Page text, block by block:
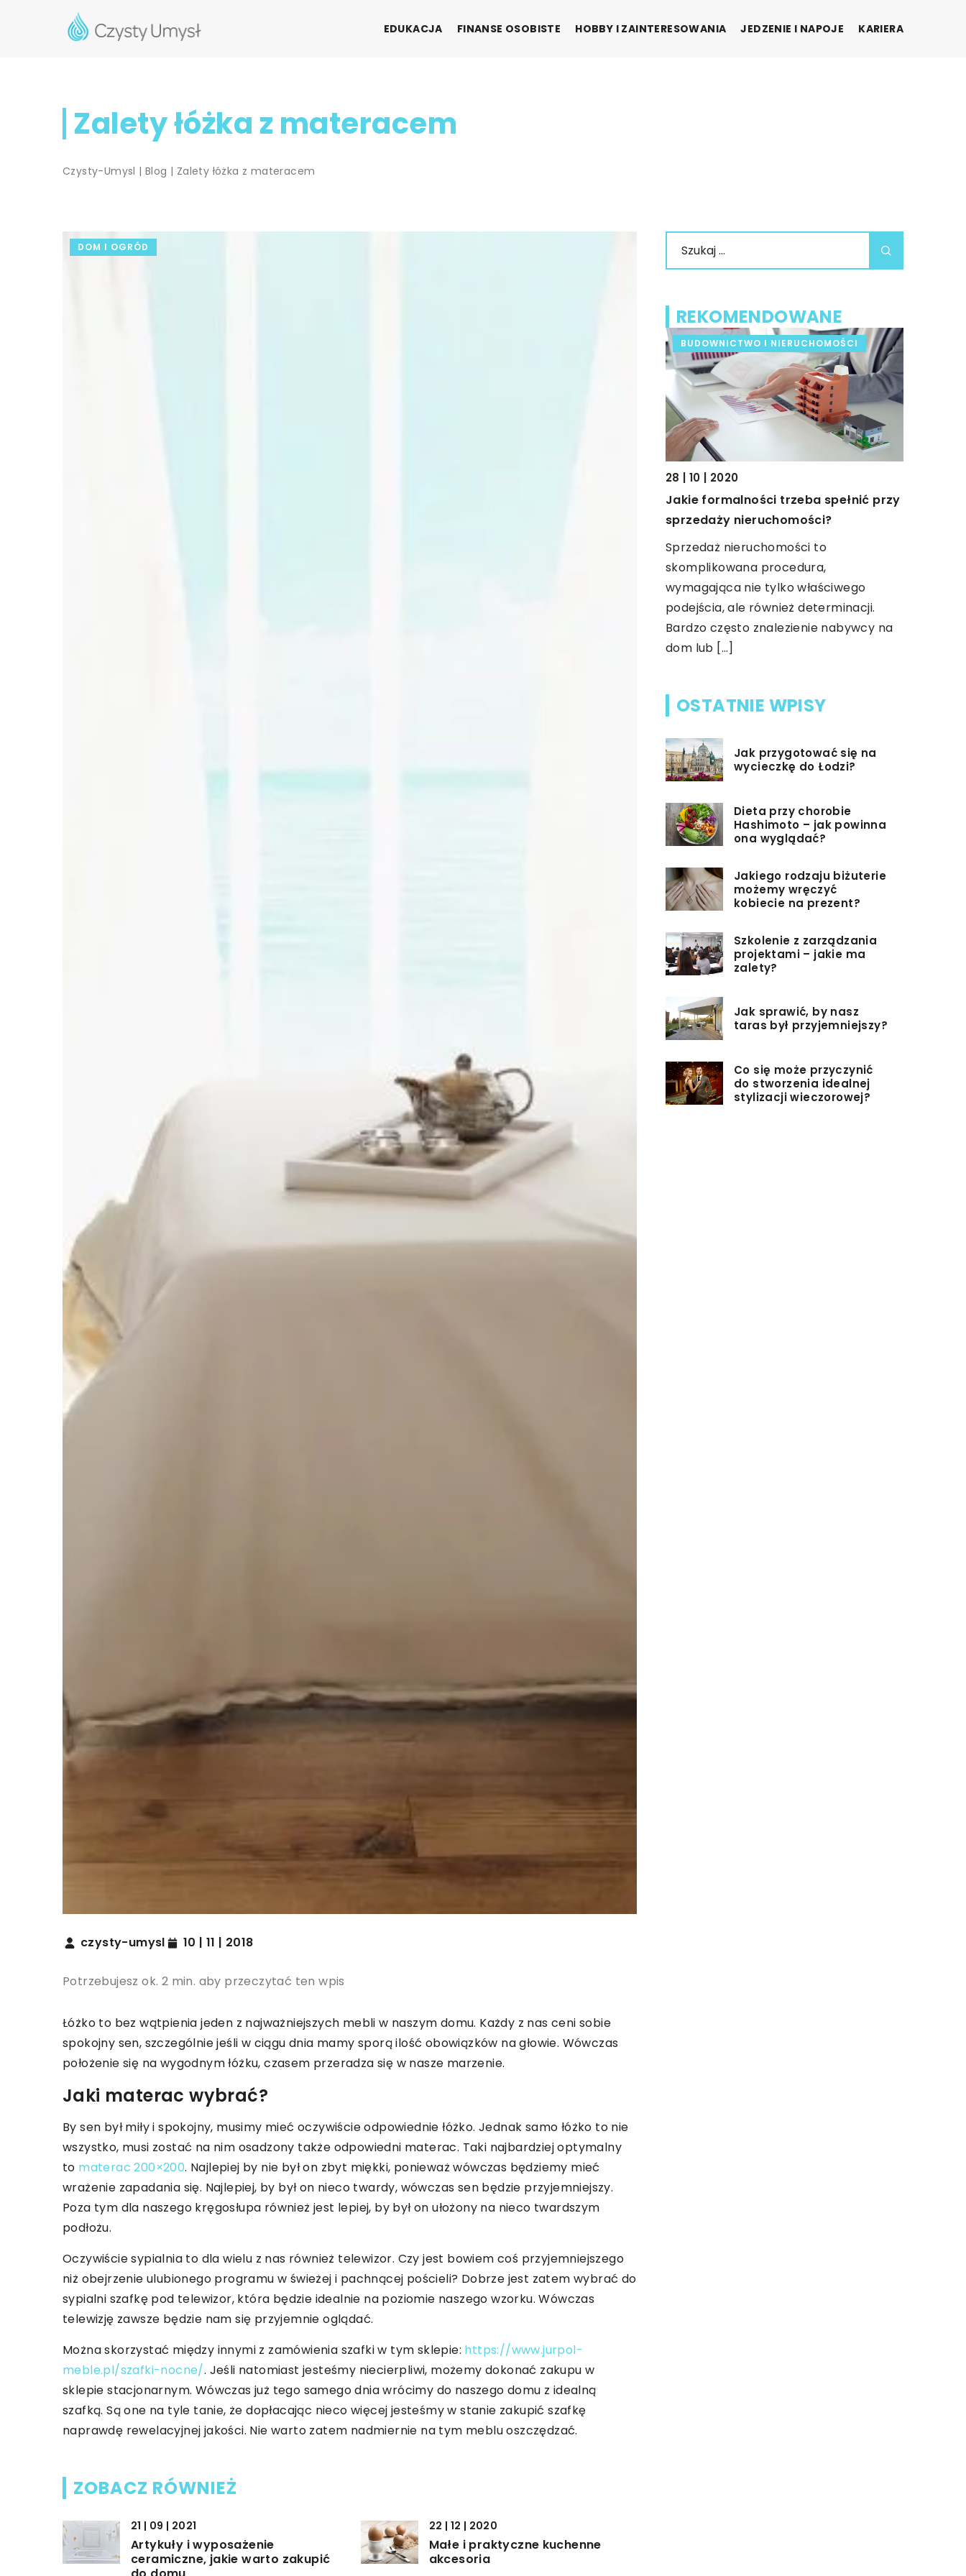
EDUKACJA FINANSE OSOBISTE HOBBY I ZAINTERESOWANIA JEDZENIE I NAPOJE KARIERA
Zalety łóżka z materacem
Czysty-Umysl |Blog | Zalety łóżka z materacem
DOM I OGRÓD
czysty-umysl 10 | 11 | 2018
Potrzebujesz ok. 2 min. aby przeczytać ten wpis
Łóżko to bez wątpienia jeden z najważniejszych mebli w naszym domu. Każdy z nas ceni sobie
spokojny sen, szczególnie jeśli w ciągu dnia mamy sporą ilość obowiązków na głowie. Wówczas
położenie się na wygodnym łóżku, czasem przeradza się w nasze marzenie.
Jaki materac wybrać?
By sen był miły i spokojny, musimy mieć oczywiście odpowiednie łóżko. Jednak samo łóżko to nie
wszystko, musi zostać na nim osadzony także odpowiedni materac. Taki najbardziej optymalny
to materac 200×200. Najlepiej by nie był on zbyt miękki, ponieważ wówczas będziemy mieć
wrażenie zapadania się. Najlepiej, by był on nieco twardy, wówczas sen będzie przyjemniejszy.
Poza tym dla naszego kręgosłupa również jest lepiej, by był on ułożony na nieco twardszym
podłożu.
Oczywiście sypialnia to dla wielu z nas również telewizor. Czy jest bowiem coś przyjemniejszego
niż obejrzenie ulubionego programu w świeżej i pachnącej pościeli? Dobrze jest zatem wybrać do
sypialni szafkę pod telewizor, która będzie idealnie na poziomie naszego wzorku. Wówczas
telewizję zawsze będzie nam się przyjemnie oglądać.
Można skorzystać między innymi z zamówienia szafki w tym sklepie: https://www.jurpol-
meble.pl/szafki-nocne/. Jeśli natomiast jesteśmy niecierpliwi, możemy dokonać zakupu w
sklepie stacjonarnym. Wówczas już tego samego dnia wrócimy do naszego domu z idealną
szafką. Są one na tyle tanie, że dopłacając nieco więcej jesteśmy w stanie zakupić szafkę
naprawdę rewelacyjnej jakości. Nie warto zatem nadmiernie na tym meblu oszczędzać.
ZOBACZ RÓWNIEŻ
21 | 09 | 2021
Artykuły i wyposażenie
ceramiczne, jakie warto zakupić
22 | 12 | 2020
Małe i praktyczne kuchenne
akcesoria
REKOMENDOWANE
BUDOWNICTWO I NIERUCHOMOŚCI
28 | 10 | 2020
Jakie formalności trzeba spełnić przy
sprzedaży nieruchomości?
Sprzedaż nieruchomości to
skomplikowana procedura,
wymagająca nie tylko właściwego
podejścia, ale również determinacji.
Bardzo często znalezienie nabywcy na
dom lub […]
OSTATNIE WPISY
Jak przygotować się na
wycieczkę do Łodzi?
Dieta przy chorobie
Hashimoto – jak powinna
ona wyglądać?
Jakiego rodzaju biżuterie
możemy wręczyć
kobiecie na prezent?
Szkolenie z zarządzania
projektami – jakie ma
zalety?
Jak sprawić, by nasz
taras był przyjemniejszy?
Co się może przyczynić
do stworzenia idealnej
stylizacji wieczorowej?